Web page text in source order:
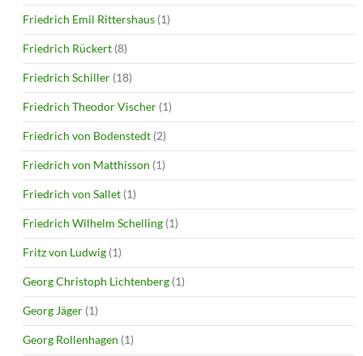
Friedrich Emil Rittershaus (1)
Friedrich Rückert (8)
Friedrich Schiller (18)
Friedrich Theodor Vischer (1)
Friedrich von Bodenstedt (2)
Friedrich von Matthisson (1)
Friedrich von Sallet (1)
Friedrich Wilhelm Schelling (1)
Fritz von Ludwig (1)
Georg Christoph Lichtenberg (1)
Georg Jäger (1)
Georg Rollenhagen (1)